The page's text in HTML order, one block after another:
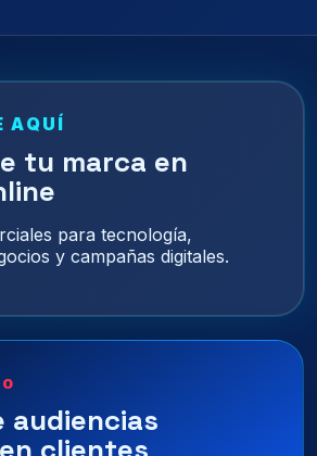
AQUÍ
tu marca en
para tecnología,
y campañas digitales.
audiencias